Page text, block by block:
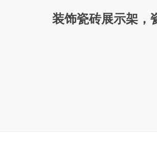
装饰瓷砖展示架，